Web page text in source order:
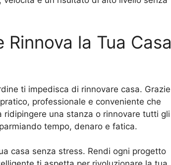
la Tua Casa
ti impedisca di rinnovare casa. Grazie
professionale e conveniente che
una stanza o rinnovare tutti gli
tempo, denaro e fatica.
casa senza stress. Rendi ogni progetto